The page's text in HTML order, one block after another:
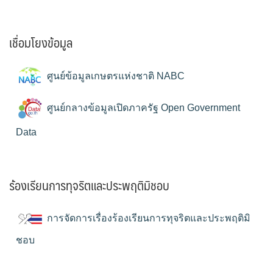
เชื่อมโยงข้อมูล
ศูนย์ข้อมูลเกษตรแห่งชาติ NABC
ศูนย์กลางข้อมูลเปิดภาครัฐ Open Government
Data
ร้องเรียนการทุจริตและประพฤติมิชอบ
การจัดการเรื่องร้องเรียนการทุจริตและประพฤติมิ
ชอบ